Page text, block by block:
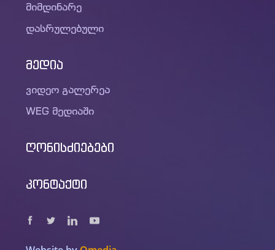
მიმდინარე
დასრულებული
მედია
ვიდეო გალერეა
WEG მედიაში
ღონისძიებები
კონტაქტი